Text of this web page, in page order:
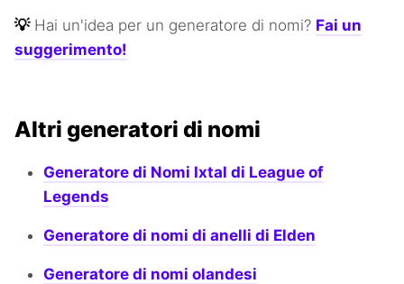
💡 Hai un'idea per un generatore di nomi? Fai un
suggerimento!
Altri generatori di nomi
Generatore di Nomi Ixtal di League of
Legends
Generatore di nomi di anelli di Elden
Generatore di nomi olandesi